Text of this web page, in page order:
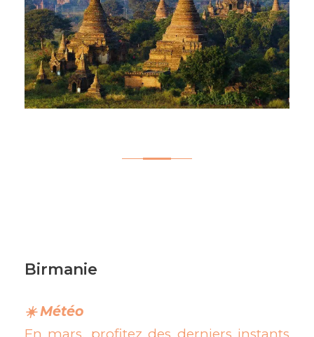
Birmanie
☀️ Météo
En mars, profitez des derniers instants